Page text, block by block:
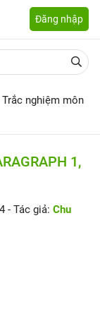
Đăng nhập
Trắc nghiệm môn
1,
- Tác giả: Chu